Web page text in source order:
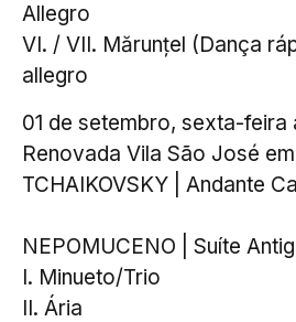
Allegro
VI. / VII. Mărunțel (Dança
allegro
01 de setembro, sexta-feira
Renovada Vila São José
TCHAIKOVSKY | Andante
NEPOMUCENO | Suíte
I. Minueto/Trio
II. Ária